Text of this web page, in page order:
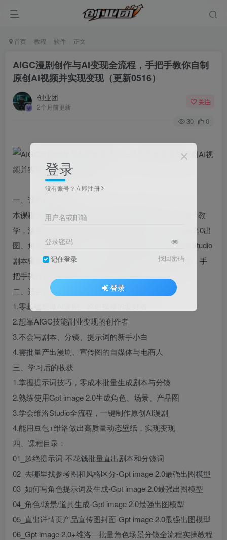
首页 教程 软件 正文
AIGC漫剧创作与AI变现全流程，手把手教你自制
原创AI视频并实现变现（更新0516）
创业团
2个月前更新
关注
30 0
一、课程内容简介
本课程为AIGC漫剧创作与AI变现全流程教程，从零到一教
学，涵盖超绝提示词批量生成剧本与分镜、Gpt image 2.0出
图、角色/场景/道具生成、产品宣传图制作，结合维洛Studio
剧本锻造与视频工坊、豆包+维洛GORK动态壁纸创作，手
把手教你自制原创AI视频并实现变现。
二、适合学习人群
1.零基础想做AI漫剧、原创视频的爱好者
2.想靠AIGC技能副业变现的创作者
3.不会写剧本、分镜、提示词的新手小白
4.需批量产出漫剧、宣传图的自媒体与电商人
三、学习后的收获
1.掌握提示词技巧，零成本批量生成剧本与分镜
2.熟练使用Gpt image 2.0生成角色、场景、产品图
3.学会维洛Studio全流程，一键制作原创AI漫剧
4.能用豆包+维洛做出高质量动态壁纸，实现变现
四、课程目录：
01_超绝提示词-不花钱批量直出剧本和分镜词
02_去哪里找参考图和风格区分-Gpt image 2.0最强出图模型
03_如何写角色提示词及生成-Gpt image 2.0最强出图模型
04_角色/场景/道具生成-Gpt image 2.0最强出图模型
05_直出详情页产品宣传图封面-Gpt image 2.0最强出图模型
06_Gpt image 2.0+维洛—批量角色场景分镜全流程实操教程
登录
没有账号？立即注册
用户名或邮箱
登录密码
记住登录 找回密码
登录